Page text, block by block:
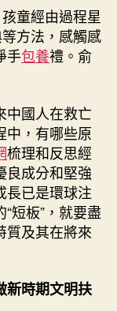
童經由過程星
方法，感觸感
手包養禮。俞
國人在救亡
中，有哪些原
梳理和反思經
良成分和堅強
長已是環球注
短板”，就要盡
質及其在將來
新時期文明扶